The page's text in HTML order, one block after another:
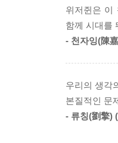
소크라테스
5가지 생각
《하루 10
고전부터
무엇이 공
위저쥔은 이
함께 시대를
- 천자잉(陳
우리의 생각
본질적인 문
- 류칭(劉擎)